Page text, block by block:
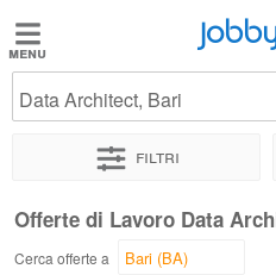
Jobbydoo
Offerte
Stipendi
Data Architect, Bari
Filtri
Offerte di Lavoro Data
Cerca offerte a